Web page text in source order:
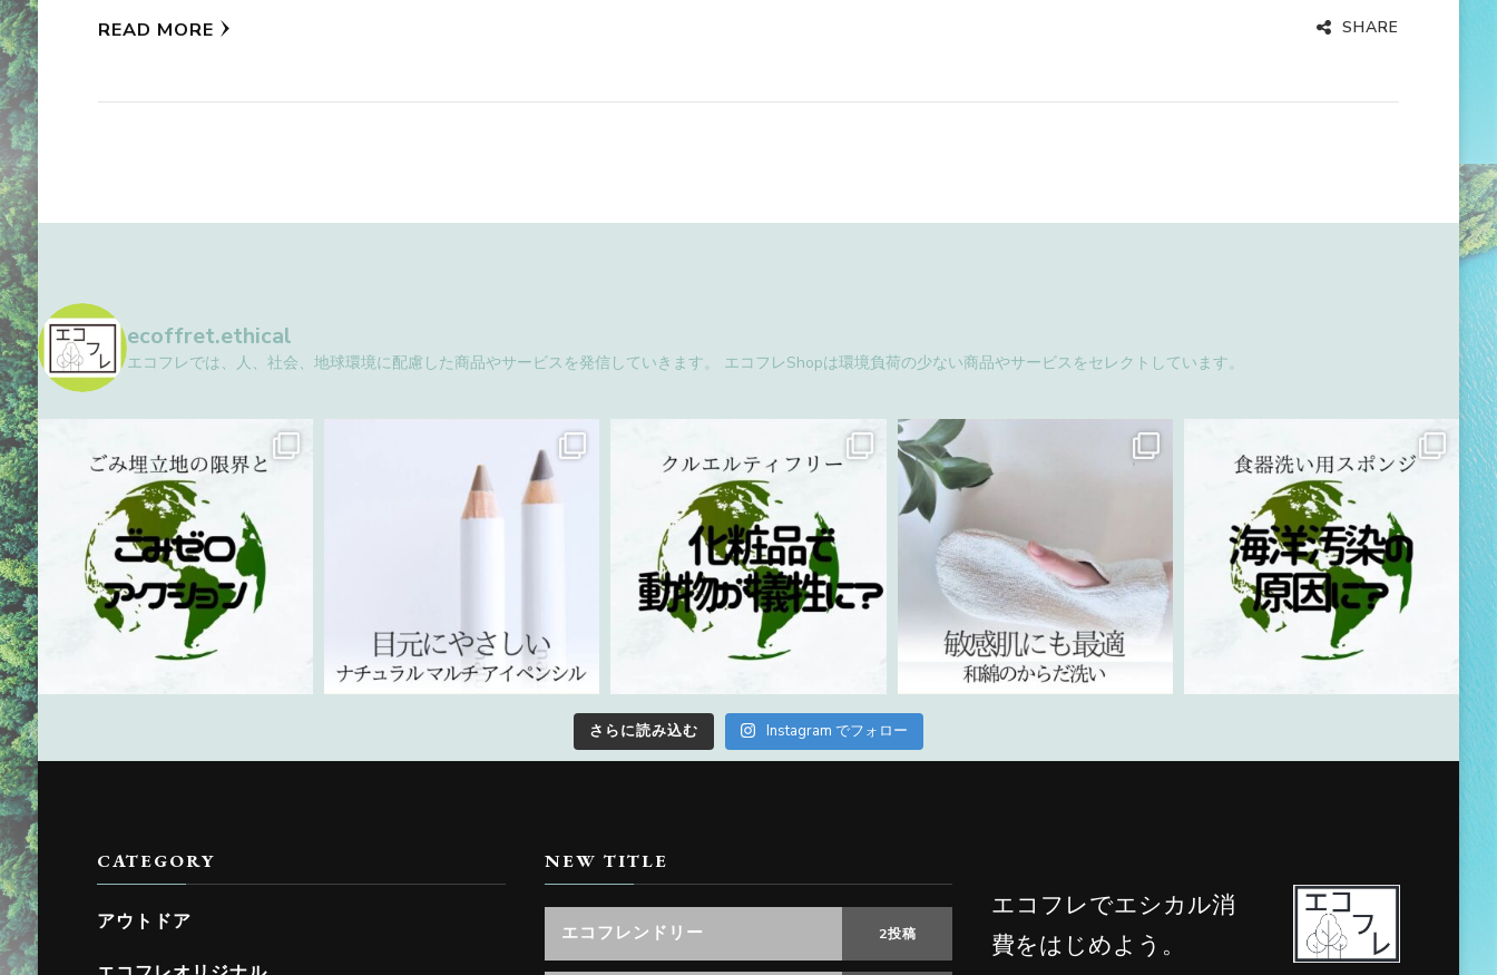
READ MORE SHARE
ecoffret.ethical
エコフレでは、人、社会、地球環境に配慮した商品やサービスを発信していきます。 エコフレShopは環境負荷の少ない商品やサービスをセレクトしています。
さらに読み込む Instagram でフォロー
CATEGORY
アウトドア
NEW TITLE
エコフレンドリー 2投稿
エコフレでエシカル消
費をはじめよう。